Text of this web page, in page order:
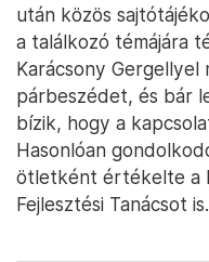
után közös
a találkozó témájára
Karácsony
párbeszédet, és bár
bízik, hogy a
Hasonlóan
ötletként értékelte a
Fejlesztési Tanácsot is.